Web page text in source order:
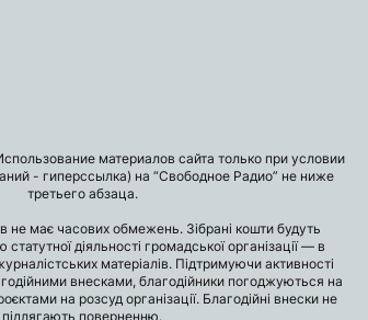
материалов сайта только при условии
- гиперссылка) на “Свободное Радио” не ниже
третьего абзаца.
не має часових обмежень. Зібрані кошти будуть
діяльності громадської організації — в
матеріалів. Підтримуючи активності
внесками, благодійники погоджуються на
на розсуд організації. Благодійні внески не
підлягають поверненню.